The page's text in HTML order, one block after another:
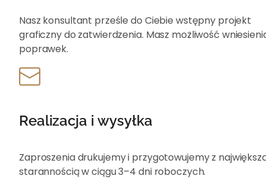
Nasz konsultant prześle do Ciebie wstępny projekt
graficzny do zatwierdzenia. Masz możliwość
poprawek.
Realizacja i wysyłka
Zaproszenia drukujemy i przygotowujemy z
starannością w ciągu 3–4 dni roboczych.